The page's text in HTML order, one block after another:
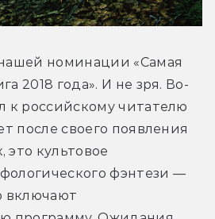
номинации «Самая
2018 года». И не зря. Во-
к российскому читателю
после своего появления
это культовое
фэнтези —
включают